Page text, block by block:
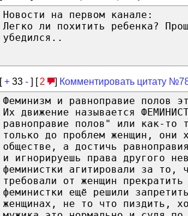
Новости на первом канале:
Легко ли похитить ребенка?
убедился..
[+ 33 - ] [ 2 ] Комментировать цитату
Феминизм и равноправие полов
Их движение называется
равноправие полов" или как-
только до проблем женщин, они
обществе, а достичь
и игнорируешь права другого
феминистки агитировали за то,
требовали от женщин
феминистки ещё решили
женщинах, не то что пиздить,